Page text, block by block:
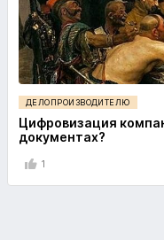
ДЕЛОПРОИЗВОДИТЕЛЮ
Цифровизация
документах?
1